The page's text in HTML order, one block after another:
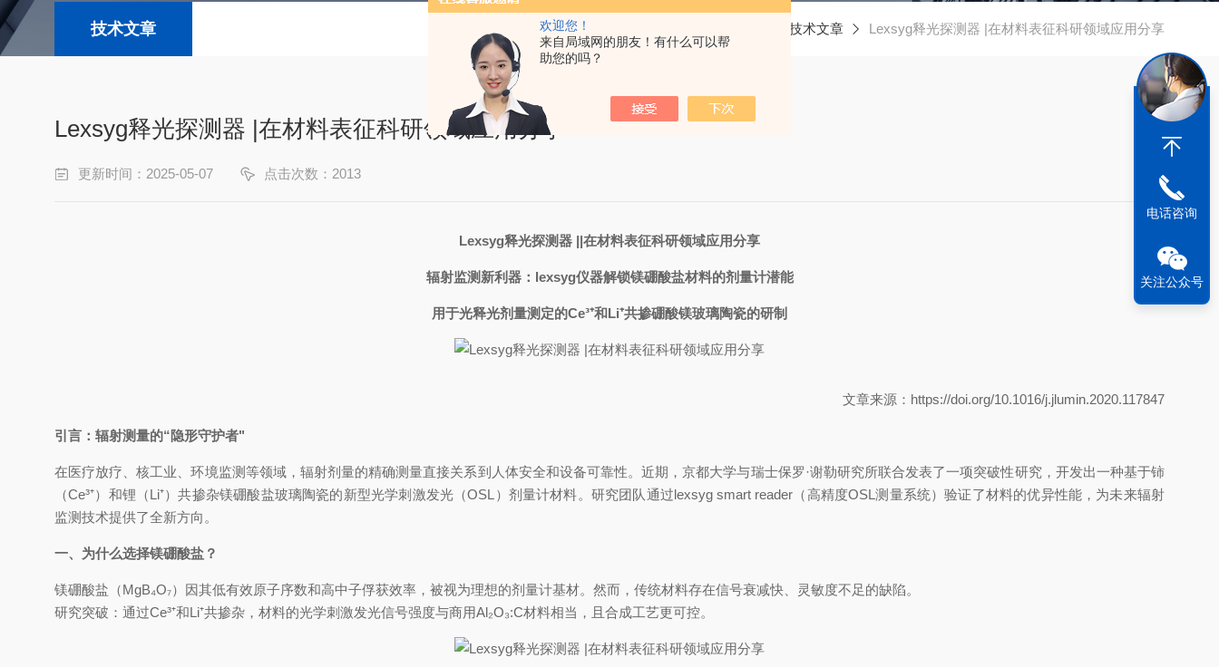
欢迎您！
来自局域网的朋友！有什么可以帮
助您的吗？
技术文章 技术文章 Lexsyg释光探测器 |在材料表征科研领域应用分享
Lexsyg释光探测器 |在材料表征科研领域应用分享
更新时间：2025-05-07 点击次数：2013
Lexsyg释光探测器 ||在材料表征科研领域应用分享
辐射监测新利器：lexsyg仪器解锁镁硼酸盐材料的剂量计潜能
用于光释光剂量测定的Ce³⁺和Li⁺共掺硼酸镁玻璃陶瓷的研制
文章来源：https://doi.org/10.1016/j.jlumin.2020.117847
引言：辐射测量的“隐形守护者"
在医疗放疗、核工业、环境监测等领域，辐射剂量的精确测量直接关系到人体安全和设备可靠性。近期，京都大学与瑞士保罗·谢勒研究所联合发表了一项突破性研究，开发出一种基于铈
（Ce³⁺）和锂（Li⁺）共掺杂镁硼酸盐玻璃陶瓷的新型光学刺激发光（OSL）剂量计材料。研究团队通过lexsyg smart reader（高精度OSL测量系统）验证了材料的优异性能，为未来辐射
监测技术提供了全新方向。
一、为什么选择镁硼酸盐？
镁硼酸盐（MgB₄O₇）因其低有效原子序数和高中子俘获效率，被视为理想的剂量计基材。然而，传统材料存在信号衰减快、灵敏度不足的缺陷。
研究突破：通过Ce³⁺和Li⁺共掺杂，材料的光学刺激发光信号强度与商用Al₂O₃:C材料相当，且合成工艺更可控。
电话咨询
关注公众号